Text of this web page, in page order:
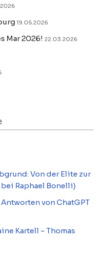
19.05.2026
Mar 2026! 22.03.2026
Von der Elite zur
Raphael Bonelli)
von ChatGPT
Kartell – Thomas